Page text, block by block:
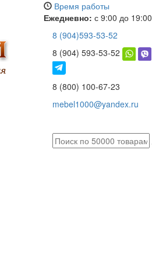
Время работы
Ежедневно: с 9:00 до 19:00
8 (904)593-53-52
8 (904) 593-53-52
8 (800) 100-67-23
mebel1000@yandex.ru